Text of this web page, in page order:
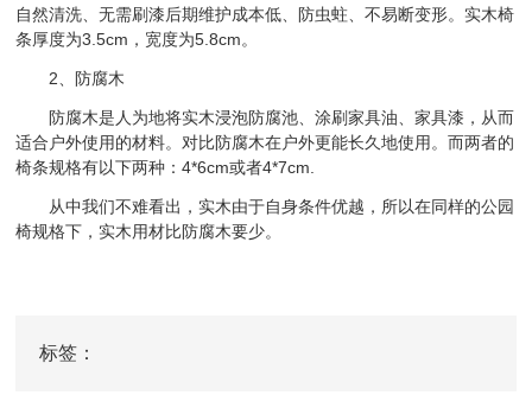
自然清洗、无需刷漆后期维护成本低、防虫蛀、不易断变形。实木椅
条厚度为3.5cm，宽度为5.8cm。
2、防腐木
防腐木是人为地将实木浸泡防腐池、涂刷家具油、家具漆，从而
适合户外使用的材料。对比防腐木在户外更能长久地使用。而两者的
椅条规格有以下两种：4*6cm或者4*7cm.
从中我们不难看出，实木由于自身条件优越，所以在同样的公园
椅规格下，实木用材比防腐木要少。
标签：